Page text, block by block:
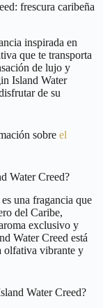
frescura caribeña
inspirada en
que te transporta
de lujo y
Island Water
de su
sobre el
Water Creed?
una fragancia que
del Caribe,
exclusivo y
Water Creed está
olfativa vibrante y
Water Creed?